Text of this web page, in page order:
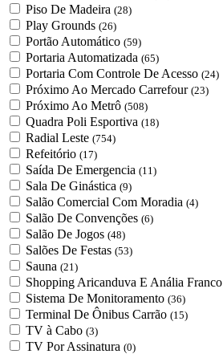
Piso De Madeira (28)
Play Grounds (26)
Portão Automático (59)
Portaria Automatizada (65)
Portaria Com Controle De Acesso (24)
Próximo Ao Mercado Carrefour (23)
Próximo Ao Metrô (508)
Quadra Poli Esportiva (18)
Radial Leste (754)
Refeitório (17)
Saída De Emergencia (11)
Sala De Ginástica (9)
Salão Comercial Com Moradia (4)
Salão De Convenções (6)
Salão De Jogos (48)
Salões De Festas (53)
Sauna (21)
Shopping Aricanduva E Anália Franco
Sistema De Monitoramento (36)
Terminal De Ônibus Carrão (15)
TV à Cabo (3)
TV Por Assinatura (0)